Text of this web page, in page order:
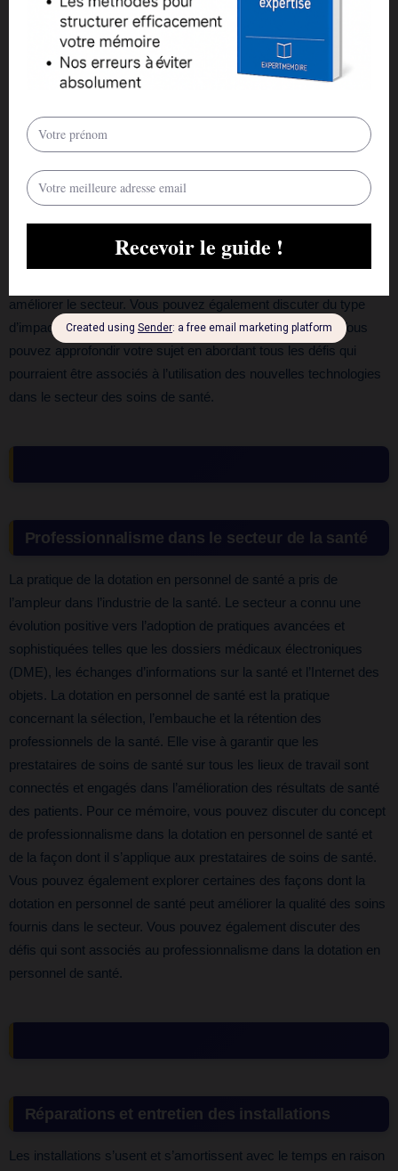
des patients, renforcer la communication entre les patients, leurs
soignants et leurs médecins, améliorer l’accès au contenu
éducatif et au dépistage préventif en matière de santé. L’ère
actuelle a été qualifiée de quatrième révolution industrielle (4IR)
des objets, l’informatique du cloud, et le big data sont utilisés pour
améliorer le secteur des soins de santé en numérisant la
prestation des soins, en améliorant les résultats des patients et la
qualité des soins.
dans le secteur de la santé, vous pourrez traiter les différentes
améliorer le secteur. Vous pouvez également discuter du type
d’impact que ces technologies pourraient avoir à l’avenir. Vous
pouvez approfondir votre sujet en abordant tous les défis qui
pourraient être associés à l’utilisation des nouvelles technologies
dans le secteur des soins de santé.
Professionnalisme dans le secteur de la santé
La pratique de la dotation en personnel de santé a pris de
l’ampleur dans l’industrie de la santé. Le secteur a connu une
évolution positive vers l’adoption de pratiques avancées et
sophistiquées telles que les dossiers médicaux électroniques
(DME), les échanges d’informations sur la santé et l’Internet des
objets. La dotation en personnel de santé est la pratique
concernant la sélection, l’embauche et la rétention des
professionnels de la santé. Elle vise à garantir que les
prestataires de soins de santé sur tous les lieux de travail sont
connectés et engagés dans l’amélioration des résultats de santé
des patients. Pour ce mémoire, vous pouvez discuter du concept
de professionnalisme dans la dotation en personnel de santé et
de la façon dont il s’applique aux prestataires de soins de santé.
Vous pouvez également explorer certaines des façons dont la
dotation en personnel de santé peut améliorer la qualité des soins
fournis dans le secteur. Vous pouvez également discuter des
défis qui sont associés au professionnalisme dans la dotation en
personnel de santé.
Réparations et entretien des installations
Les installations s’usent et s’amortissent avec le temps en raison